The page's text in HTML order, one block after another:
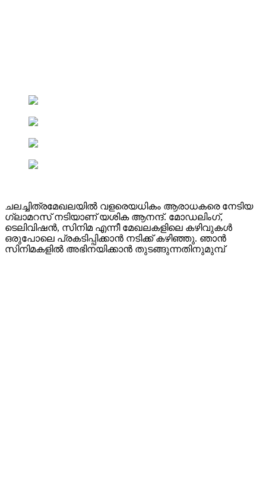
ചലച്ചിത്രമേഖലയിൽ വളരെയധികം ആരാധകരെ നേടിയ
ഗ്ലാമറസ് നടിയാണ് യശിക ആനന്ദ്. മോഡലിംഗ്,
ടെലിവിഷൻ, സിനിമ എന്നീ മേഖലകളിലെ കഴിവുകൾ
ഒരുപോലെ പ്രകടിപ്പിക്കാൻ നടിക്ക് കഴിഞ്ഞു. ഞാൻ
സിനിമകളിൽ അഭിനയിക്കാൻ തുടങ്ങുന്നതിനുമുമ്പ്